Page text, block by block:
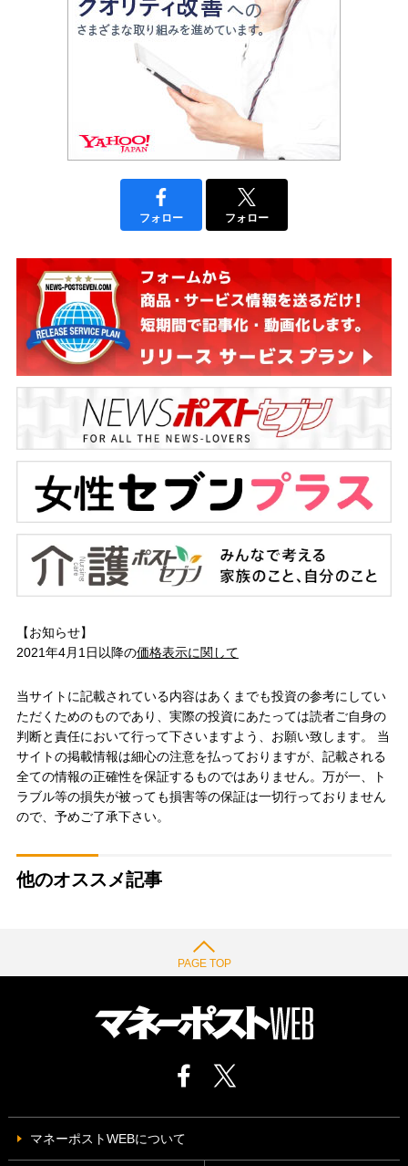
フォロー フォロー
【お知らせ】
2021年4月1日以降の価格表示に関して
当サイトに記載されている内容はあくまでも投資の参考にしてい
ただくためのものであり、実際の投資にあたっては読者ご自身の
判断と責任において行って下さいますよう、お願い致します。 当
サイトの掲載情報は細心の注意を払っておりますが、記載される
全ての情報の正確性を保証するものではありません。万が一、ト
ラブル等の損失が被っても損害等の保証は一切行っておりません
ので、予めご了承下さい。
他のオススメ記事
PAGE TOP
マネーポストWEBについて